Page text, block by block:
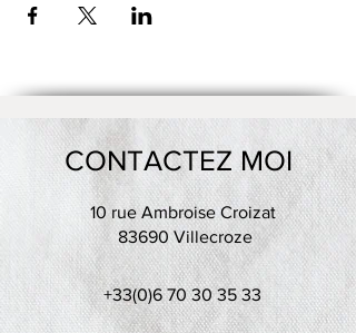
CONTACTEZ MOI
10 rue Ambroise Croizat
83690 Villecroze
+33(0)6 70 30 35 33